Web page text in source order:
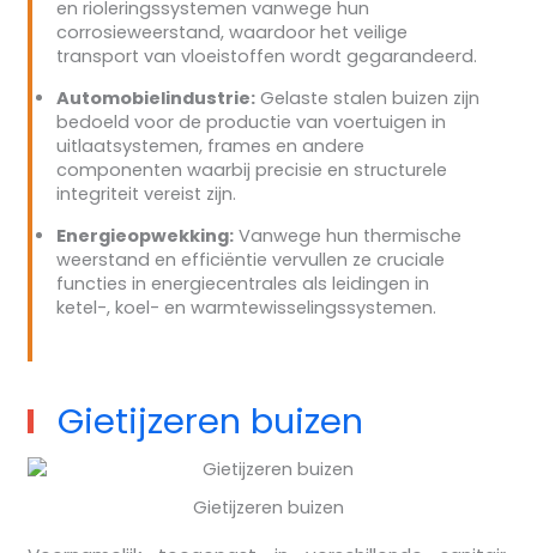
en rioleringssystemen vanwege hun
corrosieweerstand, waardoor het veilige
transport van vloeistoffen wordt gegarandeerd.
Automobielindustrie:Gelaste stalen buizen zijn
bedoeld voor de productie van voertuigen in
uitlaatsystemen, frames en andere
componenten waarbij precisie en structurele
integriteit vereist zijn.
Energieopwekking:Vanwege hun thermische
weerstand en efficiëntie vervullen ze cruciale
functies in energiecentrales als leidingen in
ketel-, koel- en warmtewisselingssystemen.
Gietijzeren buizen
Gietijzeren buizen